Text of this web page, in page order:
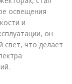
освещения
и
он
свет, что делает